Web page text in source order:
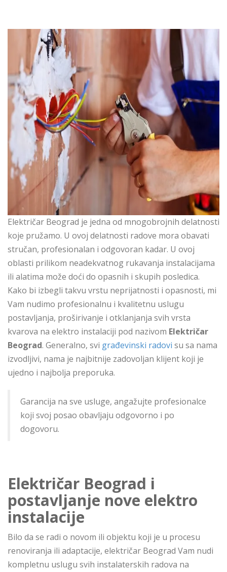
Električar Beograd je jedna od mnogobrojnih delatnosti
koje pružamo. U ovoj delatnosti radove mora obavati
stručan, profesionalan i odgovoran kadar. U ovoj
oblasti prilikom neadekvatnog rukavanja instalacijama
ili alatima može doći do opasnih i skupih posledica.
Kako bi izbegli takvu vrstu neprijatnosti i opasnosti, mi
Vam nudimo profesionalnu i kvalitetnu uslugu
postavljanja, proširivanje i otklanjanja svih vrsta
kvarova na elektro instalaciji pod nazivom Električar
Beograd. Generalno, svi građevinski radovi su sa nama
izvodljivi, nama je najbitnije zadovoljan klijent koji je
ujedno i najbolja preporuka.
Garancija na sve usluge, angažujte profesionalce
koji svoj posao obavljaju odgovorno i po
dogovoru.
Električar Beograd i
postavljanje nove elektro
instalacije
Bilo da se radi o novom ili objektu koji je u procesu
renoviranja ili adaptacije, električar Beograd Vam nudi
kompletnu uslugu svih instalaterskih radova na